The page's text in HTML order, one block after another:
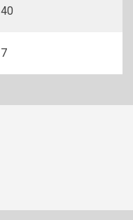
40
7